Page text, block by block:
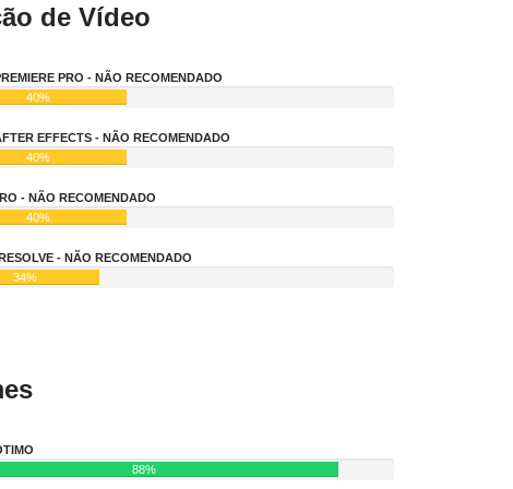
de Vídeo
PRO - NÃO RECOMENDADO
40%
EFFECTS - NÃO RECOMENDADO
40%
- NÃO RECOMENDADO
40%
- NÃO RECOMENDADO
34%
88%